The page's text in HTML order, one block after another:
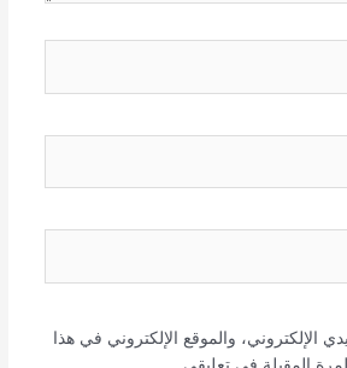
الإلكتروني، والموقع الإلكتروني في هذا
المقبلة في تعليقي.